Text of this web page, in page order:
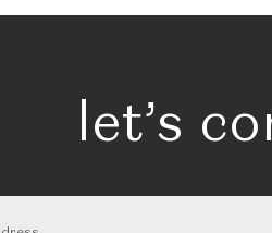
let’s